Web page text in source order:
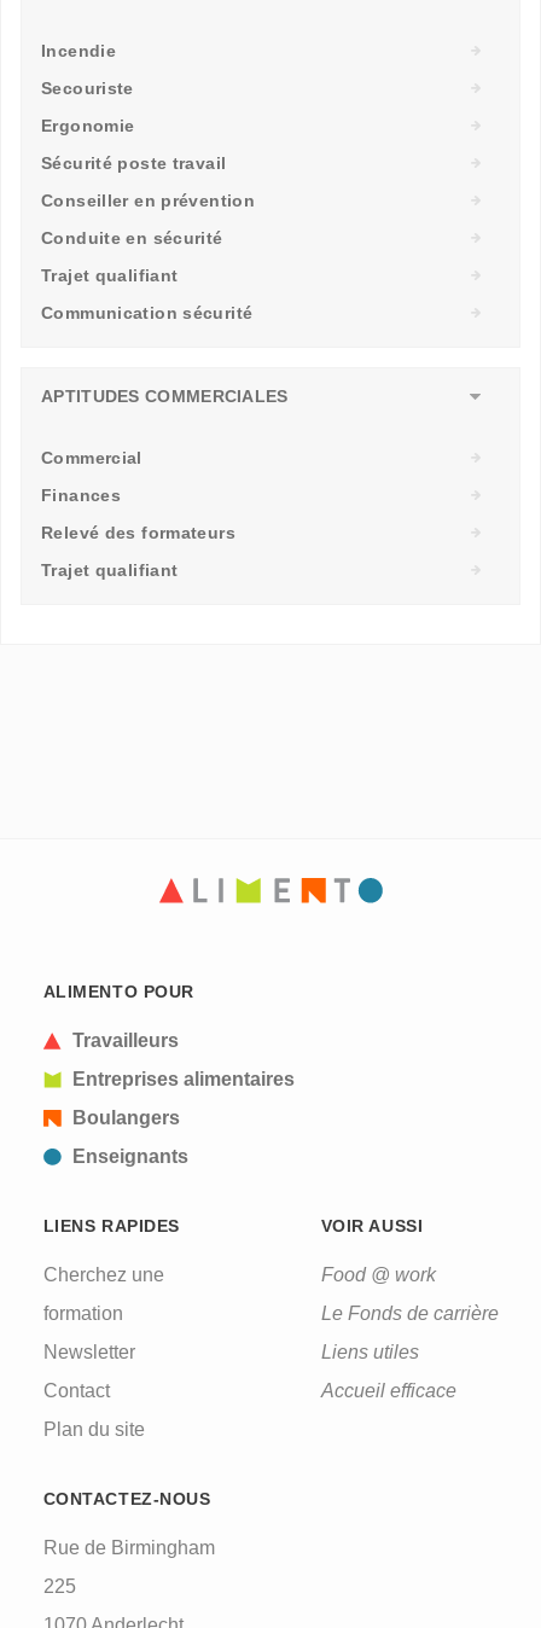
Incendie
Secouriste
Ergonomie
Sécurité poste travail
Conseiller en prévention
Conduite en sécurité
Trajet qualifiant
Communication sécurité
APTITUDES COMMERCIALES
Commercial
Finances
Relevé des formateurs
Trajet qualifiant
ALIMENTO POUR
Travailleurs
Entreprises alimentaires
Boulangers
Enseignants
LIENS RAPIDES
Cherchez une
formation
Newsletter
Contact
Plan du site
VOIR AUSSI
Food @ work
Le Fonds de carrière
Liens utiles
Accueil efficace
CONTACTEZ-NOUS
Rue de Birmingham
225